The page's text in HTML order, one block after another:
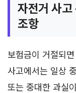
자전거 사고
조항
보험금이 거절되
사고에서는 일상
또는 중대한 과실